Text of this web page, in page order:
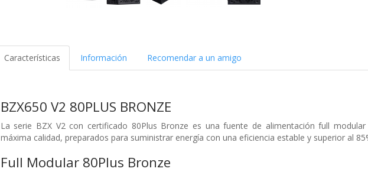
Características Información Recomendar a un amigo
BZX650 V2 80PLUS BRONZE
La serie BZX V2 con certificado 80Plus Bronze es una fuente de alimentación full
máxima calidad, preparados para suministrar energía con una eficiencia estable y superior al
Full Modular 80Plus Bronze